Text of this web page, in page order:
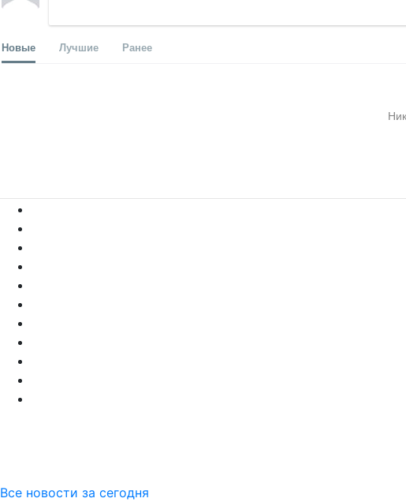
Новые Лучшие Ранее
Все новости за сегодня